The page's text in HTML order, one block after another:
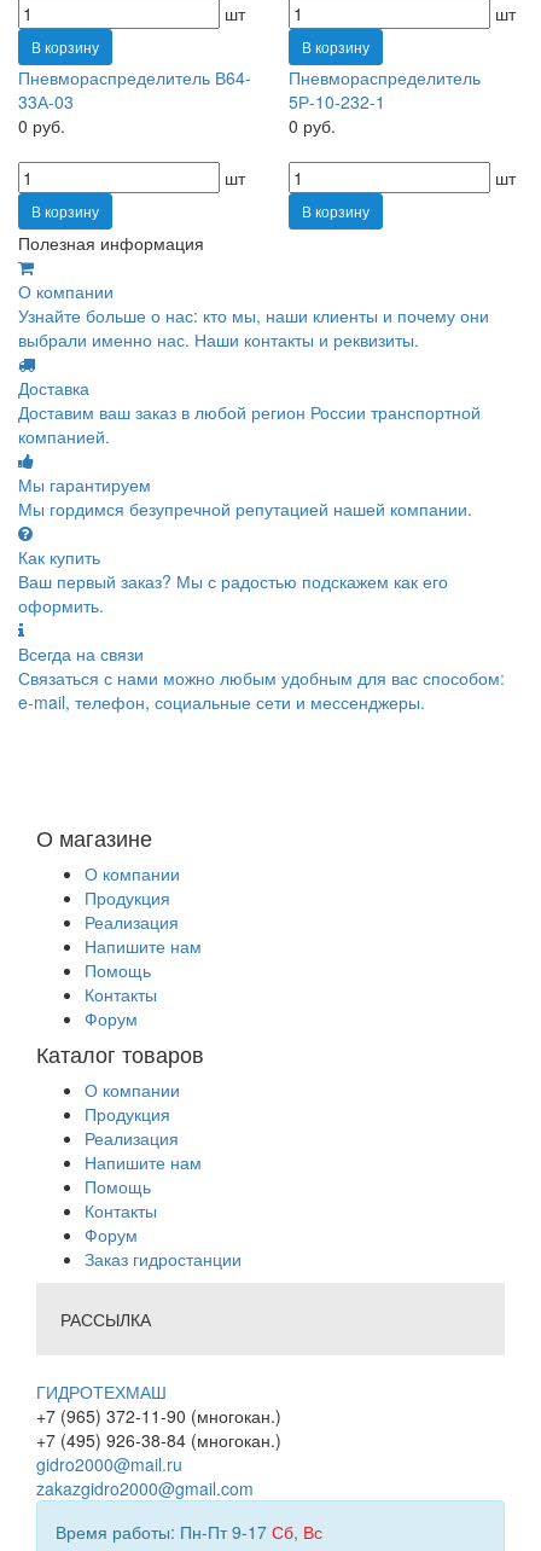
шт
В корзину
шт
В корзину
Пневмораспределитель В64-
33А-03
0 руб.
шт
В корзину
Пневмораспределитель
5Р-10-232-1
0 руб.
шт
В корзину
Полезная информация
О компании
Узнайте больше о нас: кто мы, наши клиенты и почему они
выбрали именно нас. Наши контакты и реквизиты.
Доставка
Доставим ваш заказ в любой регион России транспортной
компанией.
Мы гарантируем
Мы гордимся безупречной репутацией нашей компании.
Как купить
Ваш первый заказ? Мы с радостью подскажем как его
оформить.
Всегда на связи
Связаться с нами можно любым удобным для вас способом:
e-mail, телефон, социальные сети и мессенджеры.
О магазине
О компании
Продукция
Реализация
Напишите нам
Помощь
Контакты
Форум
Каталог товаров
О компании
Продукция
Реализация
Напишите нам
Помощь
Контакты
Форум
Заказ гидростанции
РАССЫЛКА
ГИДРОТЕХМАШ
+7 (965) 372-11-90 (многокан.)
+7 (495) 926-38-84 (многокан.)
gidro2000@mail.ru
zakazgidro2000@gmail.com
Время работы: Пн-Пт 9-17 Сб, Вс